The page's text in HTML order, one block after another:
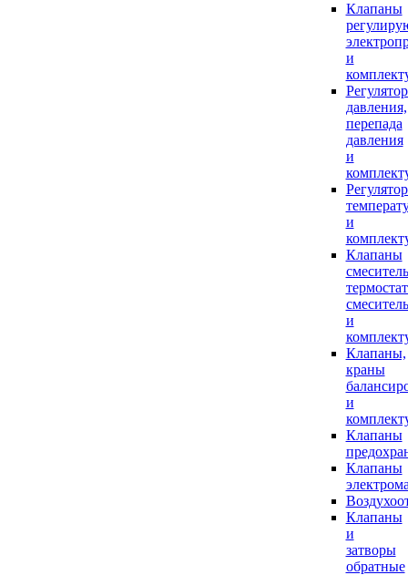
Клапаны
и
давления,
перепада
давления
и
и
Клапаны
и
Клапаны,
краны
и
Клапаны
Клапаны
Клапаны
и
затворы
обратные